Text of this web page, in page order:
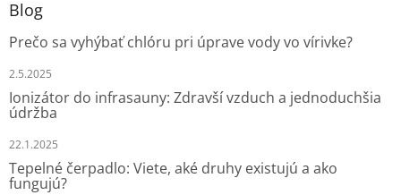
Blog
Prečo sa vyhýbať chlóru pri úprave vody vo vírivke?
2.5.2025
Ionizátor do infrasauny: Zdravší vzduch a jednoduchšia
údržba
22.1.2025
Tepelné čerpadlo: Viete, aké druhy existujú a ako
fungujú?